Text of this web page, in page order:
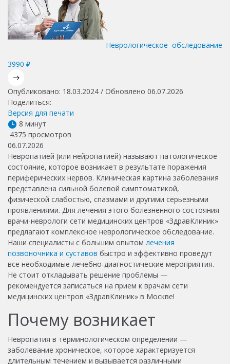
Неврологическое обследование
3990 ₽
Опубликовано: 18.03.2024 / Обновлено 06.07.2026
Поделиться:
Версия для печати
8 минут
4375 просмотров
06.07.2026
Невропатией (или нейропатией) называют патологическое
состояние, которое возникает в результате поражения
периферических нервов. Клиническая картина заболевания
представлена сильной болевой симптоматикой,
физической слабостью, спазмами и другими серьезными
проявлениями. Для лечения этого болезненного состояния
врачи-неврологи сети медицинских центров «ЗдравКлиник»
предлагают комплексное неврологическое обследование.
Наши специалисты с большим опытом лечения
позвоночника и суставов быстро и эффективно проведут
все необходимые лечебно-диагностические мероприятия.
Не стоит откладывать решение проблемы —
рекомендуется записаться на прием к врачам сети
медицинских центров «ЗдравКлиник» в Москве!
Почему возникает
Невропатия в терминологическом определении —
заболевание хроническое, которое характеризуется
длительным течением и вызывается различными